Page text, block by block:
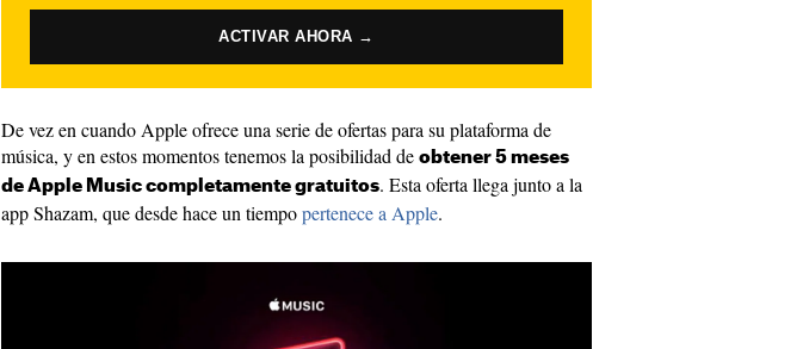
ACTIVAR AHORA →
De vez en cuando Apple ofrece una serie de ofertas para su plataforma de
música, y en estos momentos tenemos la posibilidad de obtener 5 meses
de Apple Music completamente gratuitos. Esta oferta llega junto a la
app Shazam, que desde hace un tiempopertenece a Apple.